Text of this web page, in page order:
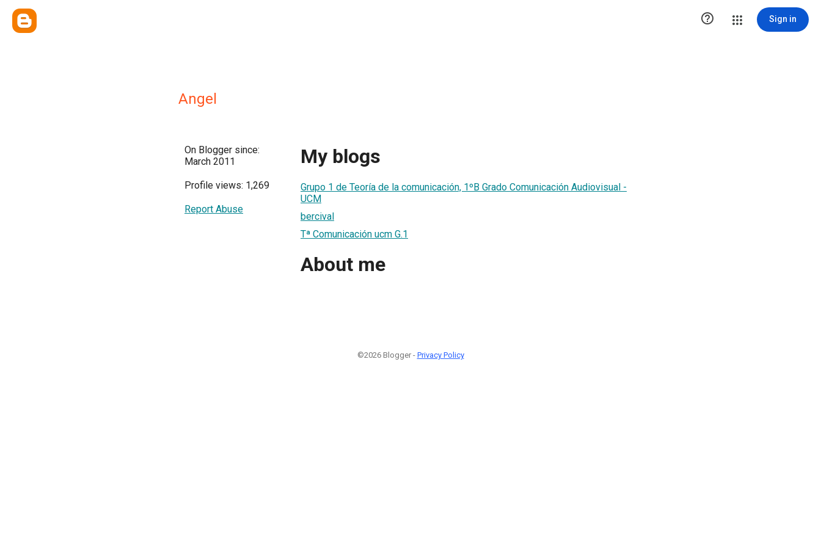
 Sign in
Angel
On Blogger since:
March 2011
Profile views: 1,269
Report Abuse
My blogs
Grupo 1 de Teoría de la comunicación, 1ºB Grado Comunicación Audiovisual -
UCM
bercival
Tª Comunicación ucm G.1
About me
©2026 Blogger - Privacy Policy